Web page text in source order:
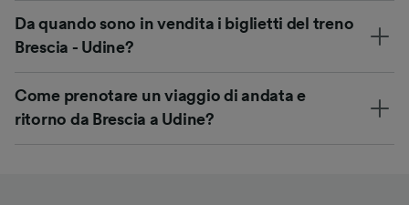
Da quando sono in vendita i biglietti del treno
Brescia - Udine?
Come prenotare un viaggio di andata e
ritorno da Brescia a Udine?